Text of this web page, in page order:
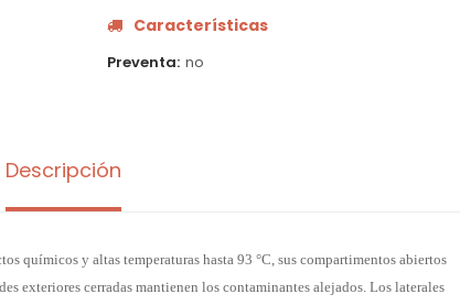
Características
Preventa no
Descripción
químicos y altas temperaturas hasta 93 °C, sus compartimentos abiertos
exteriores cerradas mantienen los contaminantes alejados. Los laterales